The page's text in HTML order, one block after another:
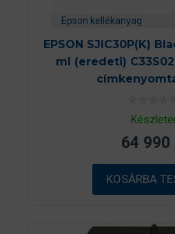
Epson kellékanyag
EPSON SJIC30P(K)
ml (eredeti)
0
a
5
b
ő
l
64 990
KOSÁRBA